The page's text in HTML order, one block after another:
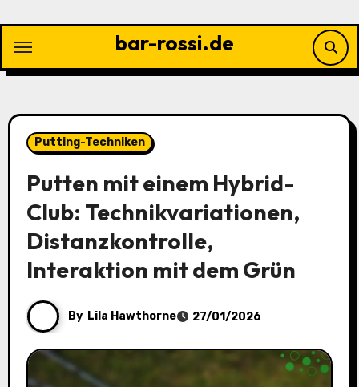
content
bar-rossi.de
Putting-Techniken
Putten mit einem Hybrid-
Club: Technikvariationen,
Distanzkontrolle,
Interaktion mit dem Grün
By Lila Hawthorne 27/01/2026